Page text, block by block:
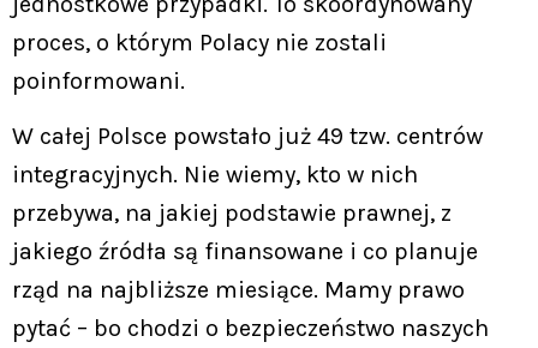
proces, o którym Polacy nie zostali
poinformowani.
W całej Polsce powstało już 49 tzw. centrów
integracyjnych. Nie wiemy, kto w nich
przebywa, na jakiej podstawie prawnej, z
jakiego źródła są finansowane i co planuje
rząd na najbliższe miesiące. Mamy prawo
pytać – bo chodzi o bezpieczeństwo naszych